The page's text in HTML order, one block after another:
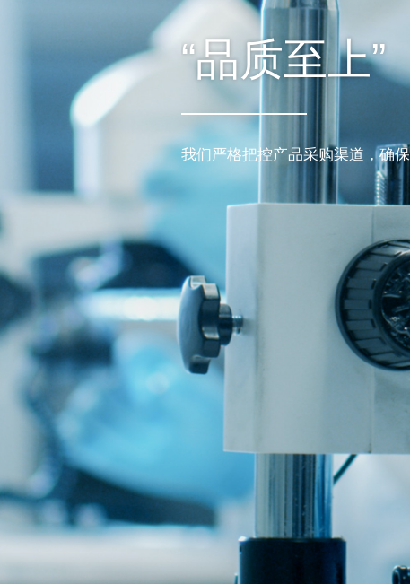
“品质至上”
我们严格把控产品采购渠道，确